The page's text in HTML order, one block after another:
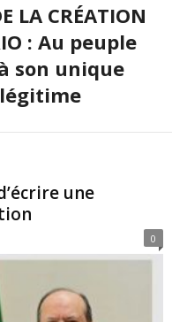
LA CRÉATION
: Au peuple
son unique
une
0